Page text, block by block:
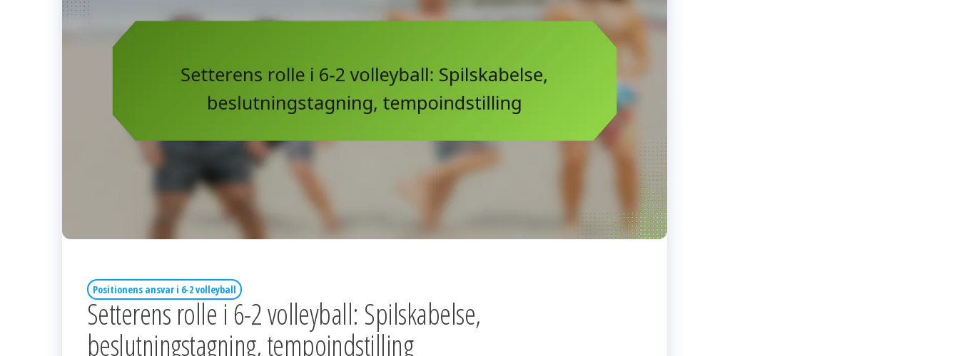
Positionens ansvar i 6-2 volleyball
Setterens rolle i 6-2 volleyball: Spilskabelse,
beslutningstagning, tempoindstilling